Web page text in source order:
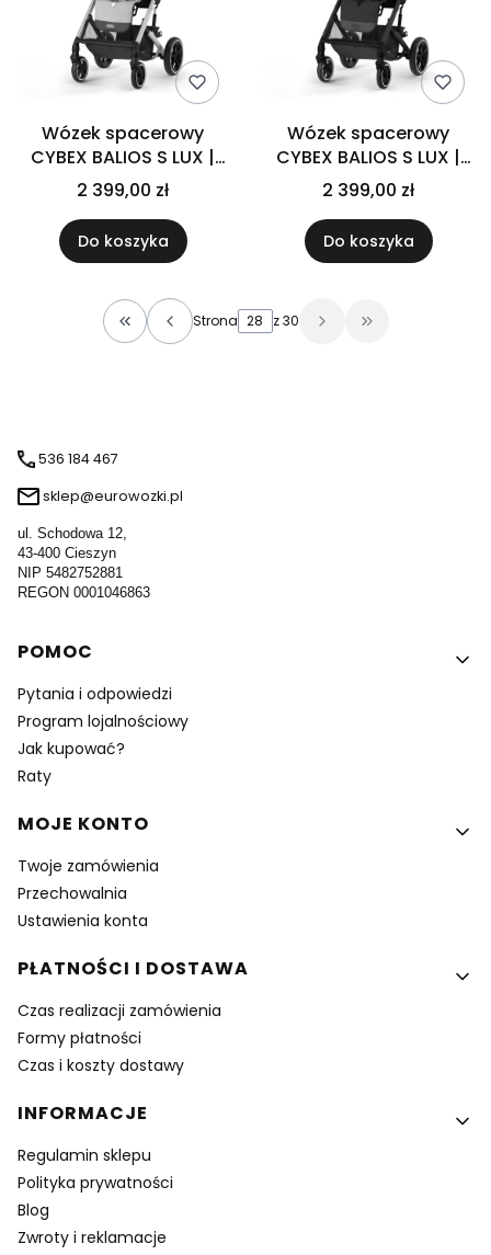
Wózek spacerowy
CYBEX BALIOS S LUX |
LAVA GREY
2 399,00 zł
Do koszyka
Wózek spacerowy
CYBEX BALIOS S LUX |
MOON BLACK
2 399,00 zł
Do koszyka
Wróć do pierwszej strony z produktami
Strona z 30 Przejdź do
536 184 467
sklep@eurowozki.pl
ul. Schodowa 12,
43-400 Cieszyn
NIP 5482752881
REGON 0001046863
Linki w stopce
POMOC
Pytania i odpowiedzi
Program lojalnościowy
Jak kupować?
Raty
MOJE KONTO
Twoje zamówienia
Przechowalnia
Ustawienia konta
PŁATNOŚCI I DOSTAWA
Czas realizacji zamówienia
Formy płatności
Czas i koszty dostawy
INFORMACJE
Regulamin sklepu
Polityka prywatności
Blog
Zwroty i reklamacje